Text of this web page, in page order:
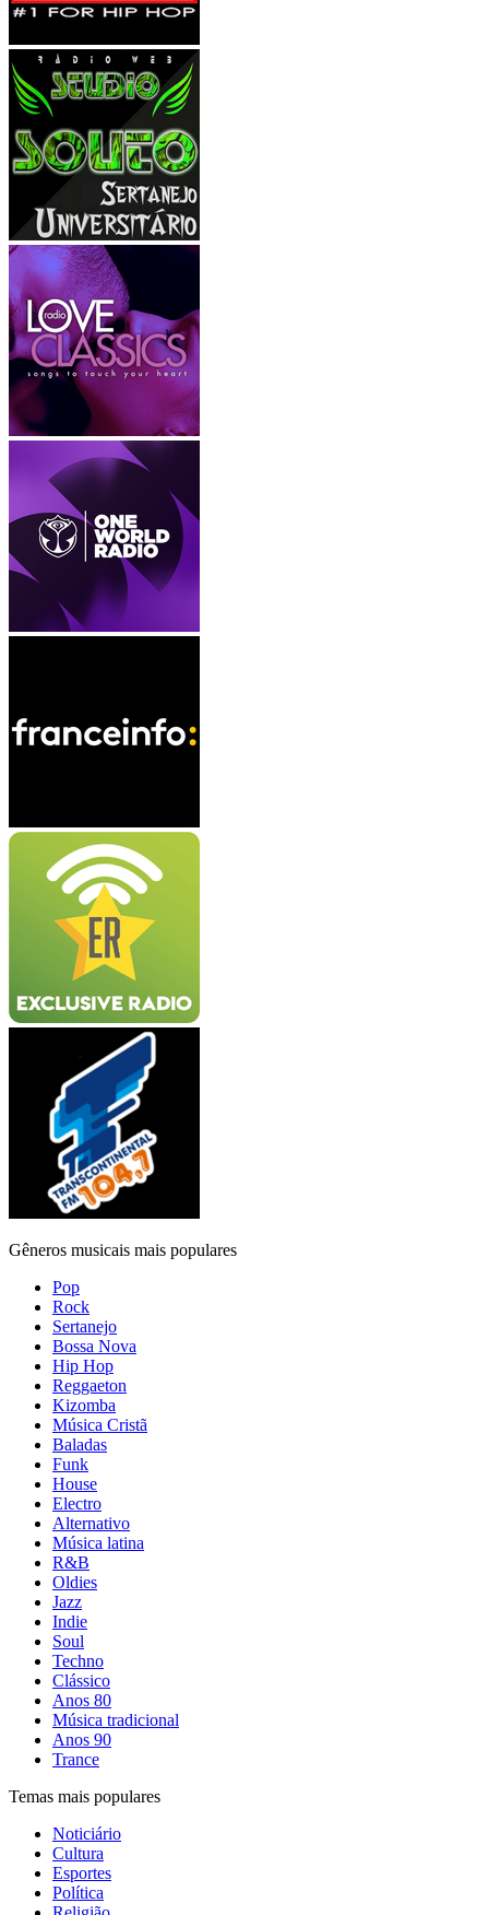
Gêneros musicais mais populares
Pop
Rock
Sertanejo
Bossa Nova
Hip Hop
Reggaeton
Kizomba
Música Cristã
Baladas
Funk
House
Electro
Alternativo
Música latina
R&B
Oldies
Jazz
Indie
Soul
Techno
Clássico
Anos 80
Música tradicional
Anos 90
Trance
Temas mais populares
Noticiário
Cultura
Esportes
Política